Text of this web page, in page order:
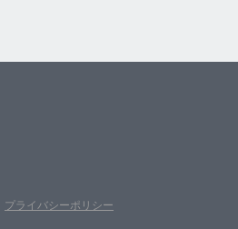
プライバシーポリシー